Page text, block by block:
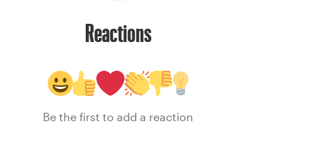
Reactions
Be the first to add a reaction